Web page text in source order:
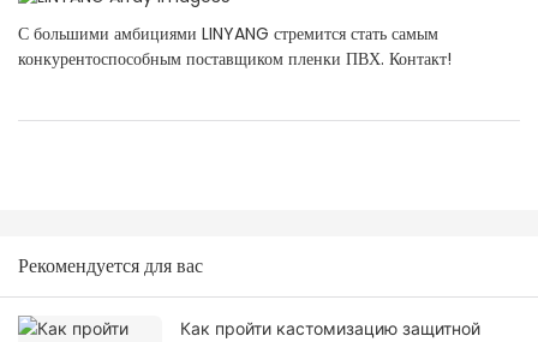
С большими амбициями LINYANG стремится стать самым
конкурентоспособным поставщиком пленки ПВХ. Контакт!
Рекомендуется для вас
Как пройти кастомизацию защитной